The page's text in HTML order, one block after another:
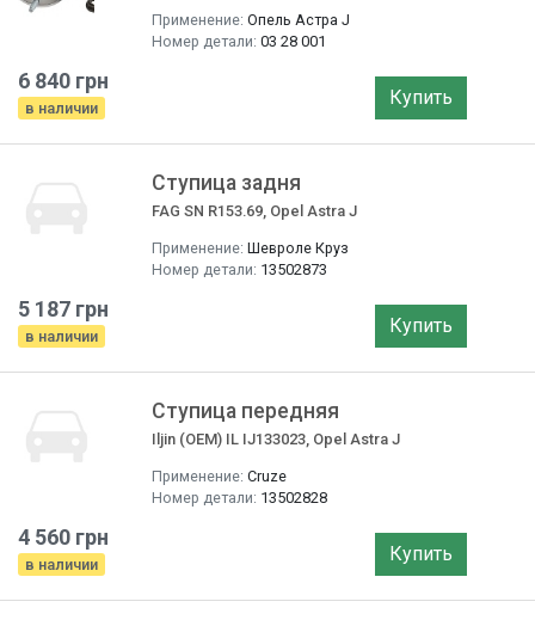
Применение: Опель Астра J
Номер детали: 03 28 001
6 840 грн
в наличии Купить
Ступица задня
FAG SN R153.69, Opel Astra J
Применение: Шевроле Круз
Номер детали: 13502873
5 187 грн
в наличии Купить
Ступица передняя
Iljin (OEM) IL IJ133023, Opel Astra J
Применение: Cruze
Номер детали: 13502828
4 560 грн
в наличии Купить